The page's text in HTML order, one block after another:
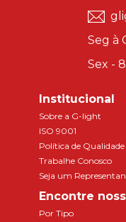
Seg à
Sex -
Institucional
Sobre a G-light
ISO 9001
Política de Qualidade
Trabalhe Conosco
Seja um
Encontre
Por Tipo